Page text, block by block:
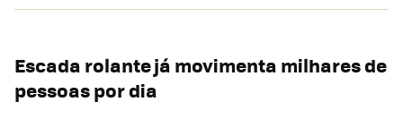
Escada rolante já movimenta milhares de
pessoas por dia